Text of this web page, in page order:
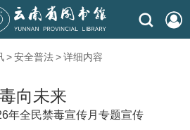
> 安全普法 > 详细内容
向未来
全民禁毒宣传月专题宣传